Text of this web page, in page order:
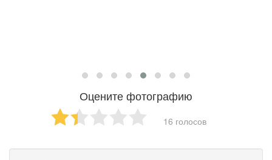
Оцените фотографию
16 голосов